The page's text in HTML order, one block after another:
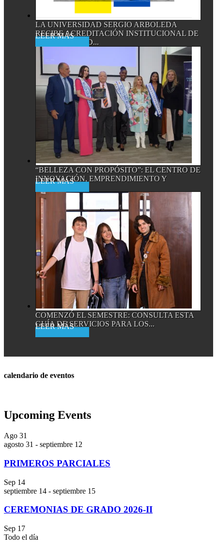
LA UNIVERSIDAD SERGIO ARBOLEDA
RECIBE ACREDITACIÓN INSTITUCIONAL DE
ALTA CALIDAD...
“BELLEZA CON PROPÓSITO”: EL CENTRO DE
INNOVACIÓN, EMPRENDIMIENTO Y
COMENZÓ EL SEMESTRE: CONSULTA ESTA
GUÍA DE SERVICIOS PARA LOS...
calendario de eventos
Upcoming Events
Ago 31
agosto 31 - septiembre 12
PRIMEROS PARCIALES
Sep 14
septiembre 14 - septiembre 15
CEREMONIAS DE GRADO 2026-II
Sep 17
Todo el día